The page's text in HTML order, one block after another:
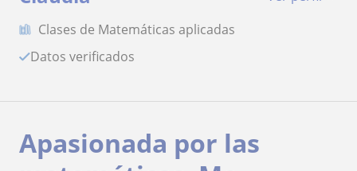
Clases de Matemáticas aplicadas
Datos verificados
Apasionada por las